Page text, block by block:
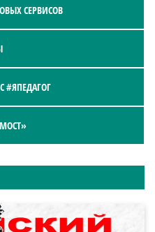
СЕРВИСОВ
#ЯПЕДАГОГ